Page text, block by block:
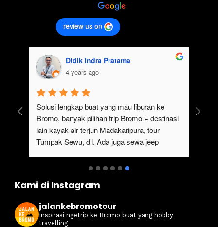
review us on
Didik Indra Pratama
4 years ago
Solusi lengkap buat yang mau liburan ke
Bromo, banyak pilihan trip Bromo + destinasi
lain kayak air terjun Madakaripura, tour
Tumpak Sewu, dll. Ada juga sewa jeep
Kami di Instagram
jalankebromotour
Inspirasi ngetrip ke Bromo buat yang hobby
travelling